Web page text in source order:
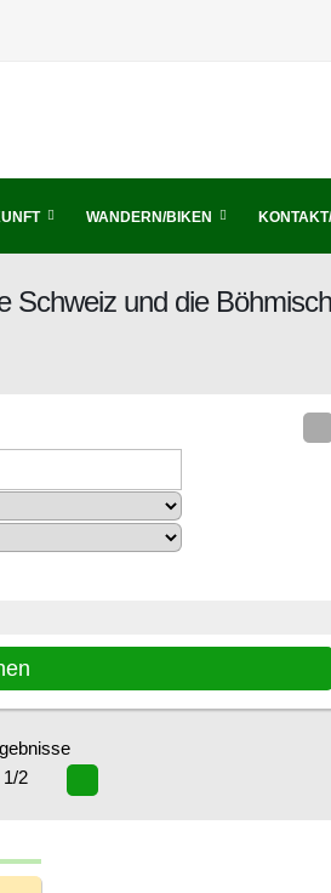
WANDERN/BIKEN
Schweiz und die
1/2